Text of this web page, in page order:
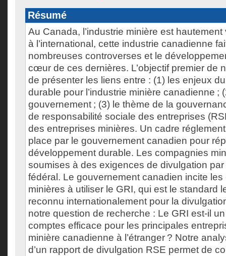
Résumé
Au Canada, l’industrie minière est
à l’international, cette industrie canadienne
nombreuses controverses et le
cœur de ces dernières. L’objectif premier de
de présenter les liens entre : (1) les enjeux
durable pour l’industrie minière canadienne ;
gouvernement ; (3) le thème de la
de responsabilité sociale des entreprises
des entreprises minières. Un cadre
place par le gouvernement canadien pour
développement durable. Les compagnies
soumises à des exigences de divulgation
fédéral. Le gouvernement canadien incite les
minières à utiliser le GRI, qui est le standard
reconnu internationalement pour la
notre question de recherche : Le GRI est-il
comptes efficace pour les principales
minière canadienne à l’étranger ? Notre
d’un rapport de divulgation RSE permet de